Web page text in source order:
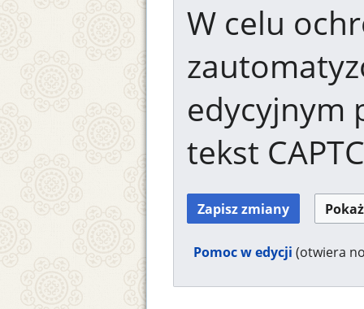
W celu
edycyjnym
tekst
Pomoc w edycji (otwiera